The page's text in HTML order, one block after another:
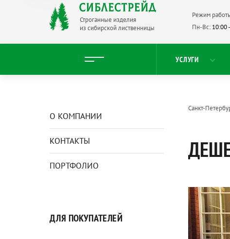
Строганные изделия
из сибирской лиственницы
УСЛУГИ
Режим
Пн-Вс: 10:00
О КОМПАНИИ
КОНТАКТЫ
ПОРТФОЛИО
ДЛЯ ПОКУПАТЕЛЕЙ
Санкт-